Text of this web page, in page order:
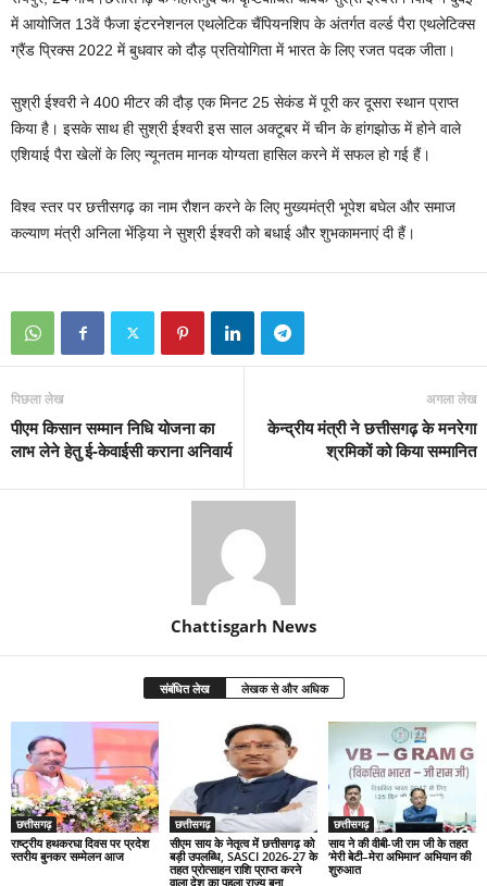
में आयोजित 13वें फैजा इंटरनेशनल एथलेटिक चैंपियनशिप के अंतर्गत वर्ल्ड पैरा एथलेटिक्स
ग्रैंड प्रिक्स 2022 में बुधवार को दौड़ प्रतियोगिता में भारत के लिए रजत पदक जीता।
सुश्री ईश्वरी ने 400 मीटर की दौड़ एक मिनट 25 सेकंड में पूरी कर दूसरा स्थान प्राप्त
किया है। इसके साथ ही सुश्री ईश्वरी इस साल अक्टूबर में चीन के हांगझोऊ में होने वाले
एशियाई पैरा खेलों के लिए न्यूनतम मानक योग्यता हासिल करने में सफल हो गई हैं।
विश्व स्तर पर छत्तीसगढ़ का नाम रौशन करने के लिए मुख्यमंत्री भूपेश बघेल और समाज
कल्याण मंत्री अनिला भेंड़िया ने सुश्री ईश्वरी को बधाई और शुभकामनाएं दी हैं।
पिछला लेख
पीएम किसान सम्मान निधि योजना का
लाभ लेने हेतु ई-केवाईसी कराना अनिवार्य
अगला लेख
केन्द्रीय मंत्री ने छत्तीसगढ़ के मनरेगा
श्रमिकों को किया सम्मानित
Chattisgarh News
संबंधित लेख लेखक से और अधिक
छत्तीसगढ़
राष्ट्रीय हथकरघा दिवस पर प्रदेश
स्तरीय बुनकर सम्मेलन आज
छत्तीसगढ़
सीएम साय के नेतृत्व में छत्तीसगढ़ को
बड़ी उपलब्धि, SASCI 2026-27 के
तहत प्रोत्साहन राशि प्राप्त करने
वाला देश का पहला राज्य बना
छत्तीसगढ़
साय ने की वीबी-जी राम जी के तहत
‘मेरी बेटी–मेरा अभिमान’ अभियान की
शुरुआत